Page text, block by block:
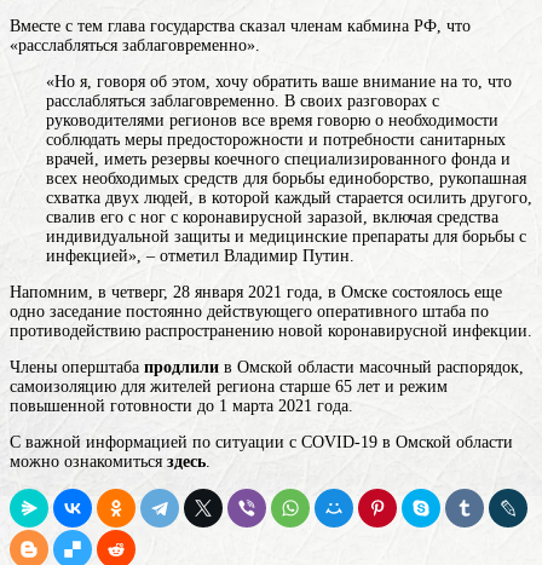
Вместе с тем глава государства сказал членам кабмина РФ, что
«расслабляться заблаговременно».
«Но я, говоря об этом, хочу обратить ваше внимание на то, что
расслабляться заблаговременно. В своих разговорах с
руководителями регионов все время говорю о необходимости
соблюдать меры предосторожности и потребности санитарных
врачей, иметь резервы коечного специализированного фонда и
всех необходимых средств для борьбы единоборство, рукопашная
схватка двух людей, в которой каждый старается осилить другого,
свалив его с ног с коронавирусной заразой, включая средства
индивидуальной защиты и медицинские препараты для борьбы с
инфекцией», – отметил Владимир Путин.
Напомним, в четверг, 28 января 2021 года, в Омске состоялось еще
одно заседание постоянно действующего оперативного штаба по
противодействию распространению новой коронавирусной инфекции.
Члены оперштаба продлили в Омской области масочный распорядок,
самоизоляцию для жителей региона старше 65 лет и режим
повышенной готовности до 1 марта 2021 года.
С важной информацией по ситуации с COVID-19 в Омской области
можно ознакомиться здесь